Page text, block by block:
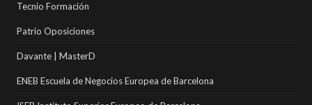
Tecnio Formación
Patrio Oposiciones
Davante | MasterD
ENEB Escuela de Negocios Europea de Barcelona